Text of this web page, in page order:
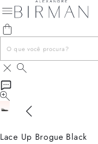
Lace Up Brogue Black